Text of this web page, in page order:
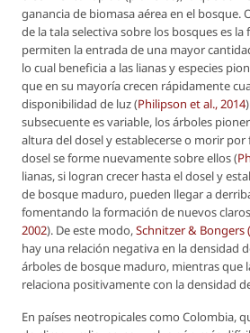
ganancia de biomasa aérea en el
de la tala selectiva sobre los bosques es
permiten la entrada de una mayor
lo cual beneficia a las lianas y especies
que en su mayoría crecen rápidamente
disponibilidad de luz (Philipson et al., 2014
subsecuente es variable, los árboles
altura del dosel y establecerse o morir por
dosel se forme nuevamente sobre ellos (
lianas, si logran crecer hasta el dosel y
de bosque maduro, pueden llegar a
fomentando la formación de nuevos
2002). De este modo,Schnitzer & Bongers
hay una relación negativa en la densidad
árboles de bosque maduro, mientras que
relaciona positivamente con la densidad
En países neotropicales como Colombia,